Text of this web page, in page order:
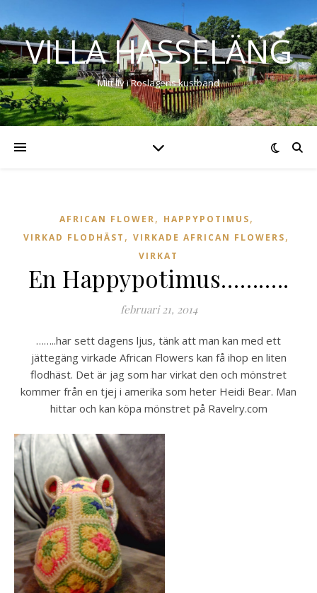
VILLA HASSELÄNG
Mitt liv i Roslagens kustband
AFRICAN FLOWER, HAPPYPOTIMUS,
VIRKAD FLODHÄST , VIRKADE AFRICAN FLOWERS,
VIRKAT
En Happypotimus………..
februari 21, 2014
……..har sett dagens ljus, tänk att man kan med ett
jättegäng virkade African Flowers kan få ihop en liten
flodhäst. Det är jag som har virkat den och mönstret
kommer från en tjej i amerika som heter Heidi Bear. Man
hittar och kan köpa mönstret på Ravelry.com